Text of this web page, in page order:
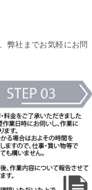
弊社までお気軽にお問